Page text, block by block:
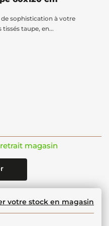
sophistication à votre
taupe, en...
magasin
votre stock en magasin